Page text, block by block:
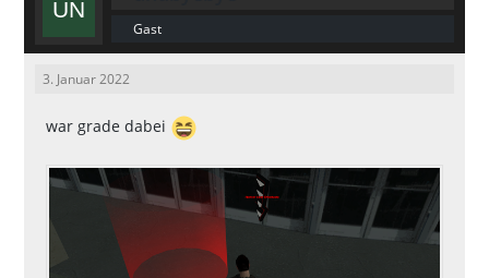
Gast
3. Januar 2022
war grade dabei